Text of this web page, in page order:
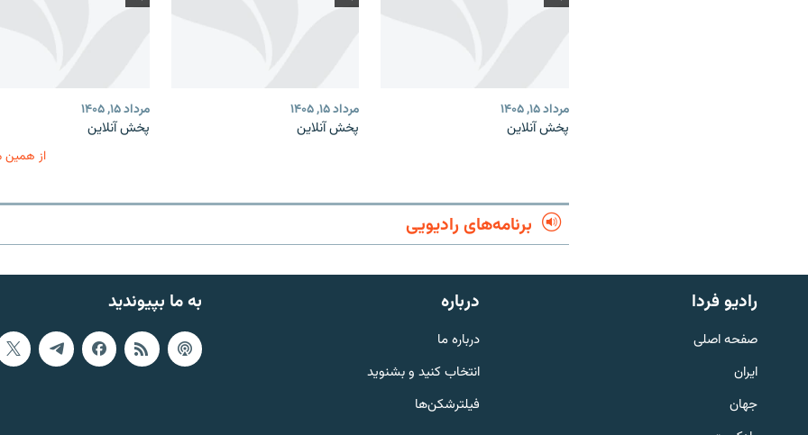
English
به ما بپیوندید
مرداد ۱۵, ۱۴۰۵
پخش آنلاین
مرداد ۱۵, ۱۴۰۵
پخش آنلاین
مرداد ۱۵, ۱۴۰۵
پخش آنلاین
از همین
برنامه‌های رادیویی
به ما بپیوندید رادیو فردا
صفحه اصلی
ایران
جهان
درباره
درباره ما
انتخاب کنید و بشنوید
فیلترشکن‌ها